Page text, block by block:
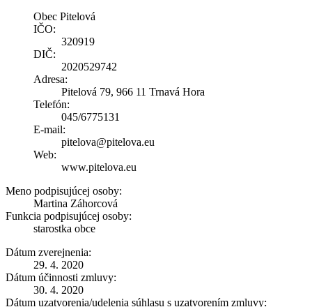
Obec Pitelová
IČO:
320919
DIČ:
2020529742
Adresa:
Pitelová 79, 966 11 Trnavá Hora
Telefón:
045/6775131
E-mail:
pitelova@pitelova.eu
Web:
www.pitelova.eu
Meno podpisujúcej osoby:
Martina Záhorcová
Funkcia podpisujúcej osoby:
starostka obce
Dátum zverejnenia:
29. 4. 2020
Dátum účinnosti zmluvy:
30. 4. 2020
Dátum uzatvorenia/udelenia súhlasu s uzatvorením zmluvy: